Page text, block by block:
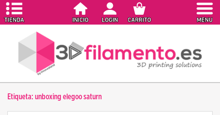
Etiqueta: unboxing elegoo saturn